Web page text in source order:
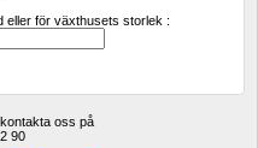
eller för växthusets storlek :
oss på
90